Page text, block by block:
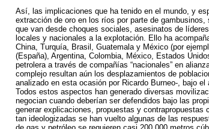
Así, las implicaciones que ha tenido en el mundo, y
extracción de oro en los ríos por parte de
que van desde choques sociales, asesinatos de
locales y nacionales a la explotación. Ello ha
China, Turquía, Brasil, Guatemala y México (por
(España), Argentina, Colombia, México, Estados
petrolera a través de compañías “nacionales” en
complejo resultan aún los desplazamientos de
analizado en esta ocasión por Ricardo Burneo-, bajo
Todos estos aspectos han generado diversas
negocian cuando deberían ser defendidos bajo las
generar explicaciones, propuestas y
tan ideologizadas se han vuelto algunas de las